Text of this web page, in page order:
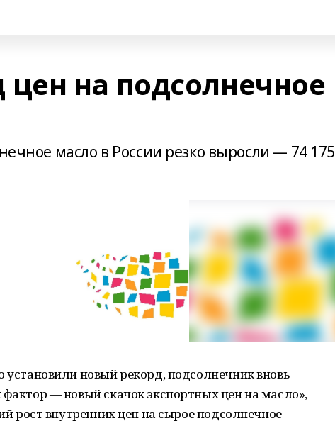
на подсолнечное
масло в России резко выросли — 74 175
новый рекорд, подсолнечник вновь
— новый скачок экспортных цен на масло»,
рост внутренних цен на сырое подсолнечное